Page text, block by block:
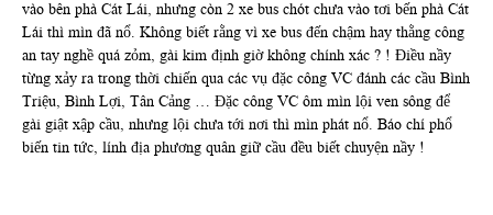
vào bên phà Cát Lái, nhưng còn 2 xe bus chót chưa vào tơi bến phà Cát
Lái thì mìn đã nổ. Không biết rằng vì xe bus đến chậm hay thằng công
an tay nghề quá zỏm, gài kim định giờ không chính xác ? ! Điều nầy
từng xảy ra trong thời chiến qua các vụ đặc công VC đánh các cầu Bình
Triệu, Bình Lợi, Tân Cảng … Đặc công VC ôm mìn lội ven sông để
gài giật xập cầu, nhưng lội chưa tới nơi thì mìn phát nổ. Báo chí phổ
biến tin tức, lính địa phương quân giữ cầu đều biết chuyện nầy !